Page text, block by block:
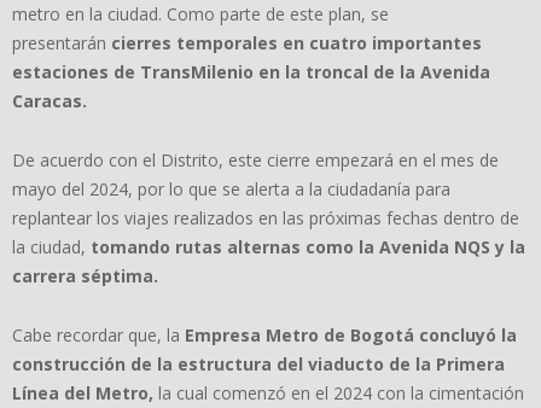
metro en la ciudad. Como parte de este plan, se
presentarán cierres temporales en cuatro importantes
estaciones de TransMilenio en la troncal de la Avenida
Caracas.
De acuerdo con el Distrito, este cierre empezará en el mes de
mayo del 2024, por lo que se alerta a la ciudadanía para
replantear los viajes realizados en las próximas fechas dentro de
la ciudad, tomando rutas alternas como la Avenida NQS y la
carrera séptima.
Cabe recordar que, la Empresa Metro de Bogotá concluyó la
construcción de la estructura del viaducto de la Primera
Línea del Metro, la cual comenzó en el 2024 con la cimentación